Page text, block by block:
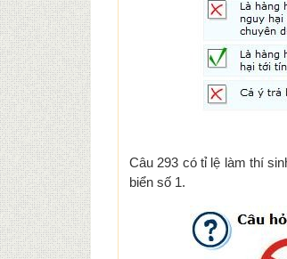
Câu 293 có tỉ lệ làm thí
biển số 1.